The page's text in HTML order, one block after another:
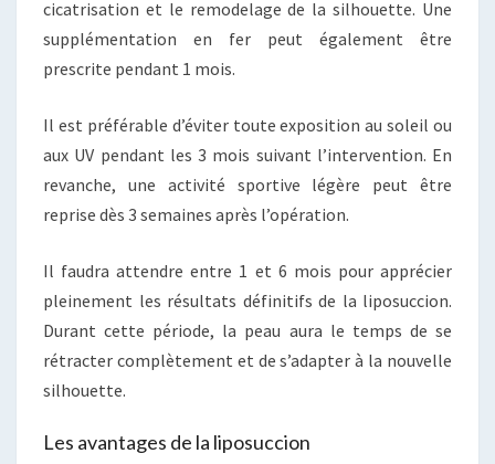
cicatrisation et le remodelage de la silhouette. Une
supplémentation en fer peut également être
prescrite pendant 1 mois.
Il est préférable d’éviter toute exposition au soleil ou
aux UV pendant les 3 mois suivant l’intervention. En
revanche, une activité sportive légère peut être
reprise dès 3 semaines après l’opération.
Il faudra attendre entre 1 et 6 mois pour apprécier
pleinement les résultats définitifs de la liposuccion.
Durant cette période, la peau aura le temps de se
rétracter complètement et de s’adapter à la nouvelle
silhouette.
Les avantages de la liposuccion